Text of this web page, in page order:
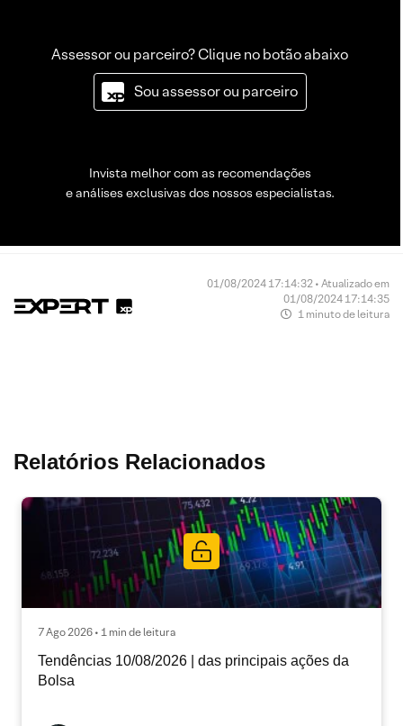
Assessor ou parceiro? Clique no botão abaixo
Sou assessor ou parceiro
Invista melhor com as recomendações
e análises exclusivas dos nossos especialistas.
01/08/2024 17:14:32 • Atualizado em
01/08/2024 17:14:35
1 minuto de leitura
Relatórios Relacionados
7 Ago 2026 • 1 min de leitura
Tendências 10/08/2026 | das principais ações da
Bolsa